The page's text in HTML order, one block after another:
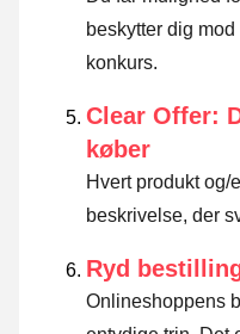
beskytter dig
konkurs.
Clear Offer:
køber
Hvert produkt og/
beskrivelse, der
Ryd
Onlineshoppens